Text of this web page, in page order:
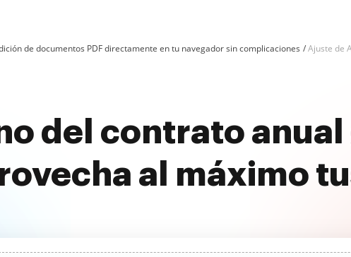
de documentos PDF directamente en tu navegador sin complicaciones Ajuste de
del contrato
al máximo